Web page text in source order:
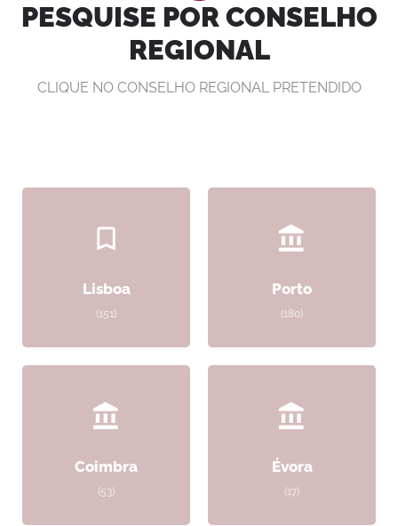
PESQUISE POR CONSELHO
REGIONAL
CLIQUE NO CONSELHO REGIONAL PRETENDIDO
Lisboa
(151)
Porto
(180)
Coimbra
(53)
Évora
(17)